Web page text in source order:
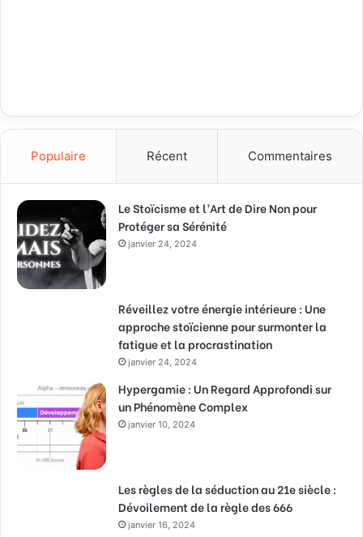
Populaire Récent Commentaires
Le Stoïcisme et l’Art de Dire Non pour
Protéger sa Sérénité
janvier 24, 2024
Réveillez votre énergie intérieure : Une
approche stoïcienne pour surmonter la
fatigue et la procrastination
janvier 24, 2024
Hypergamie : Un Regard Approfondi sur
un Phénomène Complex
janvier 10, 2024
Les règles de la séduction au 21e siècle :
Dévoilement de la règle des 666
janvier 16, 2024